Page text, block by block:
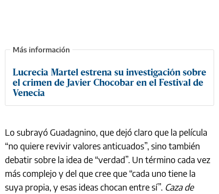
Lucrecia Martel estrena su investigación sobre
el crimen de Javier Chocobar en el Festival de
Venecia
Lo subrayó Guadagnino, que dejó claro que la película
“no quiere revivir valores anticuados”, sino también
debatir sobre la idea de “verdad”. Un término cada vez
más complejo y del que cree que “cada uno tiene la
suya propia, y esas ideas chocan entre sí”. Caza de